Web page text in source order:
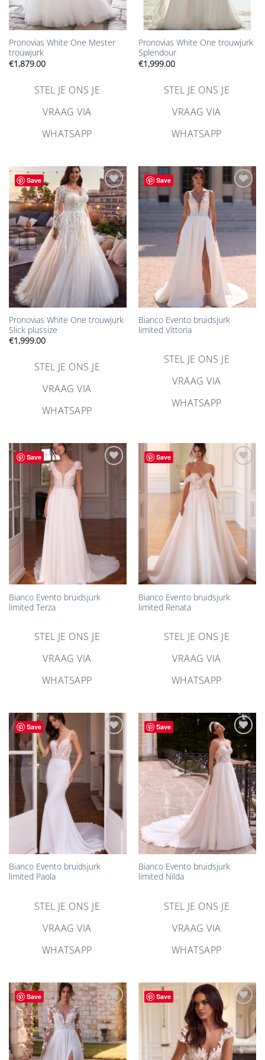
Pronovias White One Mester
trouwjurk
€1,879.00
STEL JE ONS JE
VRAAG VIA
WHATSAPP
Pronovias White One trouwjurk
Splendour
€1,999.00
STEL JE ONS JE
VRAAG VIA
WHATSAPP
Save
Aan
verlanglijst
toevoegen
Pronovias White One trouwjurk
Slick plussize
€1,999.00
STEL JE ONS JE
VRAAG VIA
WHATSAPP
Save
Aan
verlanglijst
toevoegen
Bianco Evento bruidsjurk
limited Vittoria
STEL JE ONS JE
VRAAG VIA
WHATSAPP
Save
Bianco Evento bruidsjurk
limited Terza
STEL JE ONS JE
VRAAG VIA
WHATSAPP
Save
toevoegen
Bianco Evento bruidsjurk
limited Renata
STEL JE ONS JE
VRAAG VIA
WHATSAPP
Save
verlanglijst
toevoegen
Bianco Evento bruidsjurk
limited Paola
STEL JE ONS JE
VRAAG VIA
WHATSAPP
Save
Aan
verlanglijst
toevoegen
Bianco Evento bruidsjurk
limited Nilda
STEL JE ONS JE
VRAAG VIA
WHATSAPP
Save
Aan
verlanglijst
toevoegen
Save
Aan
verlanglijst
toevoegen